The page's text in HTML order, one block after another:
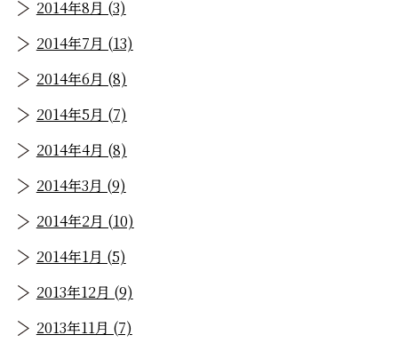
2014年8月 (3)
2014年7月 (13)
2014年6月 (8)
2014年5月 (7)
2014年4月 (8)
2014年3月 (9)
2014年2月 (10)
2014年1月 (5)
2013年12月 (9)
2013年11月 (7)